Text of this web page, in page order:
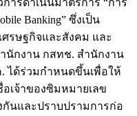
Banking” ซึ่งเป็น
รษฐกิจและสังคม และ
นักงาน กสทช. สำนักงาน
ได้ร่วมกำหนดขึ้นเพื่อให้
อเจ้าของซิมหมายเลข
นและปราบปรามการก่อ